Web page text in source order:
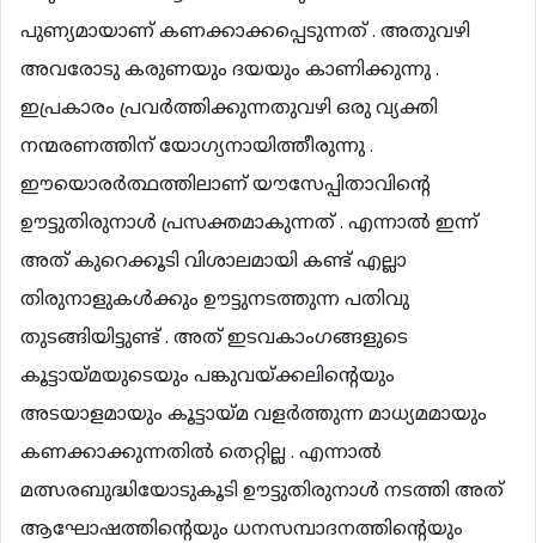
പുണ്യമായാണ് കണക്കാക്കപ്പെടുന്നത് . അതുവഴി
അവരോടു കരുണയും ദയയും കാണിക്കുന്നു .
ഇപ്രകാരം പ്രവർത്തിക്കുന്നതുവഴി ഒരു വ്യക്തി
നന്മരണത്തിന് യോഗ്യനായിത്തീരുന്നു .
ഈയൊരർത്ഥത്തിലാണ് യൗസേപ്പിതാവിന്റെ
ഊട്ടുതിരുനാൾ പ്രസക്തമാകുന്നത് . എന്നാൽ ഇന്ന്
അത് കുറെക്കൂടി വിശാലമായി കണ്ട് എല്ലാ
തിരുനാളുകൾക്കും ഊട്ടുനടത്തുന്ന പതിവു
തുടങ്ങിയിട്ടുണ്ട് . അത് ഇടവകാംഗങ്ങളുടെ
കൂട്ടായ്മയുടെയും പങ്കുവയ്ക്കലിന്റെയും
അടയാളമായും കൂട്ടായ്മ വളർത്തുന്ന മാധ്യമമായും
കണക്കാക്കുന്നതിൽ തെറ്റില്ല . എന്നാൽ
മത്സരബുദ്ധിയോടുകൂടി ഊട്ടുതിരുനാൾ നടത്തി അത്
ആഘോഷത്തിന്റെയും ധനസമ്പാദനത്തിന്റെയും